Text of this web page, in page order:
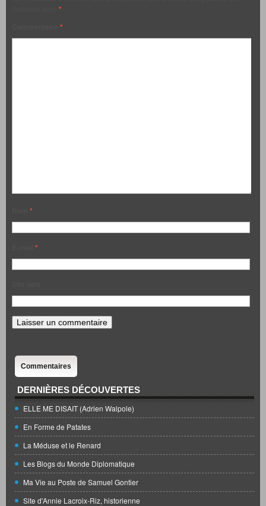
*
*
*
*
Commentaires
DERNIÈRES DÉCOUVERTES
ELLE ME DISAIT (Adrien Walpole)
En Forme de Patates
La Méduse et le Renard
Les Blogs du Monde Diplomatique
Ma Vie au Poste de Samuel Gontier
Site d'Annie Lacroix-Riz, historienne